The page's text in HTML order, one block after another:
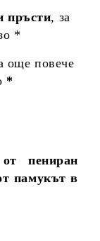
пръсти, за
*
още повече
*
пениран
памукът в